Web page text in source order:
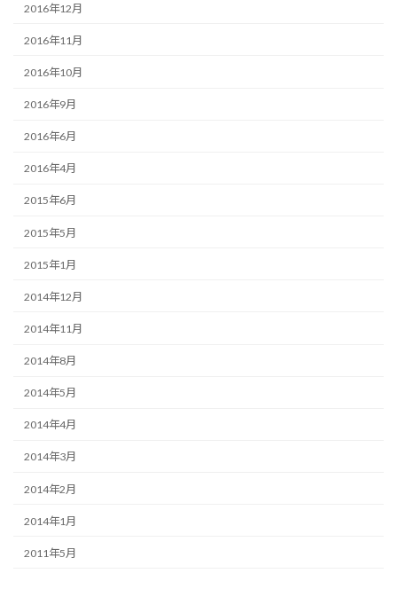
2016年12月
2016年11月
2016年10月
2016年9月
2016年6月
2016年4月
2015年6月
2015年5月
2015年1月
2014年12月
2014年11月
2014年8月
2014年5月
2014年4月
2014年3月
2014年2月
2014年1月
2011年5月